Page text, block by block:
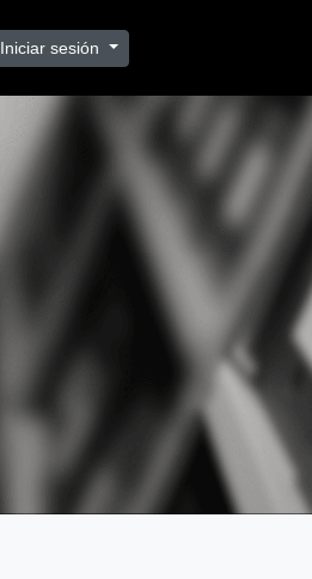
Iniciar sesión